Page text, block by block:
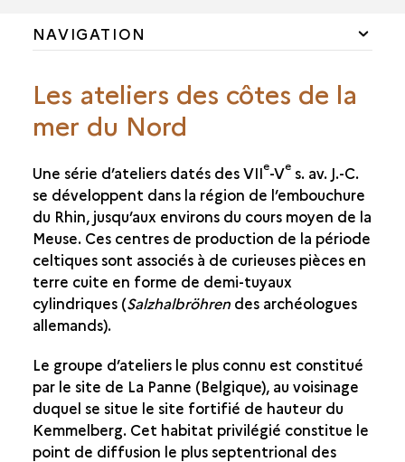
NAVIGATION
LES SALINES CONTINENTALES
LES ATELIERS CÔTIERS DU LITTORAL FRANÇAIS
LES ATELIERS CÔTIERS D’ALLEMAGNE, BELGIQUE ET
GRANDE-BRETAGNE
Les ateliers des côtes de la
mer du Nord
Une série d’ateliers datés des VIIe-Ves. av. J.-C.
se développent dans la région de l’embouchure
du Rhin, jusqu’aux environs du cours moyen de la
Meuse. Ces centres de production de la période
celtiques sont associés à de curieuses pièces en
terre cuite en forme de demi-tuyaux
cylindriques (Salzhalbröhrendes archéologues
allemands).
Le groupe d’ateliers le plus connu est constitué
par le site de La Panne (Belgique), au voisinage
duquel se situe le site fortifié de hauteur du
Kemmelberg. Cet habitat privilégié constitue le
point de diffusion le plus septentrional des